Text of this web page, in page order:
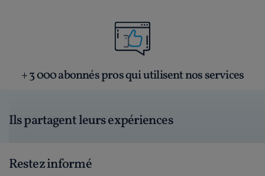
+ 3 000 abonnés pros qui utilisent nos services
Ils partagent leurs expériences
Restez informé